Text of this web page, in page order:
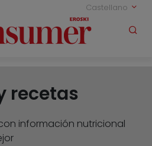
Castellano
recetas
información nutricional